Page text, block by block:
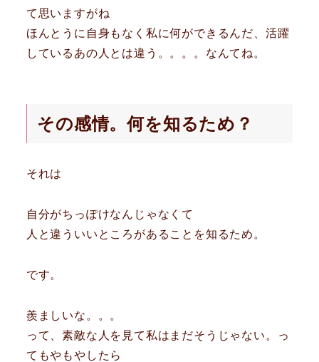
て思いますがね
ほんとうに自身もなく私に何ができるんだ、活躍
しているあの人とは違う。。。。なんてね。
その感情。何を知るため？
それは
自分がちっぽけなんじゃなくて
人と違ういいところがあることを知るため。
です。
羨ましいな。。。
って、素敵な人を見て私はまだそうじゃない。っ
てもやもやしたら